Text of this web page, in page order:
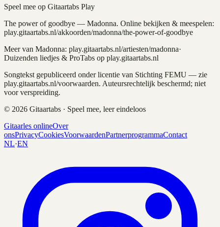
Speel mee op Gitaartabs Play
The power of goodbye — Madonna. Online bekijken & meespelen:
play.gitaartabs.nl/akkoorden/madonna/the-power-of-goodbye
Meer van Madonna: play.gitaartabs.nl/artiesten/madonna·
Duizenden liedjes & ProTabs op play.gitaartabs.nl
Songtekst gepubliceerd onder licentie van Stichting FEMU — zie
play.gitaartabs.nl/voorwaarden. Auteursrechtelijk beschermd; niet
voor verspreiding.
© 2026 Gitaartabs · Speel mee, leer eindeloos
Gitaarles onlineOver
onsPrivacyCookiesVoorwaardenPartnerprogrammaContact
NL·EN